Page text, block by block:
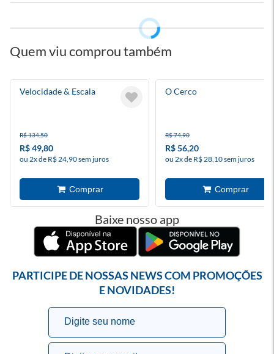
Quem viu comprou também
Velocidade & Escala
R$ 134,50
R$ 49,80
ou 2x de R$ 24,90 sem juros
O Cerco
R$ 74,90
R$ 56,20
ou 2x de R$ 28,10 sem juros
Baixe nosso app
PARTICIPE DE NOSSAS NEWS COM PROMOÇÕES
E NOVIDADES!